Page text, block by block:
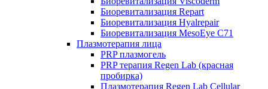
Биоревитализация Repart
Биоревитализация Hyalrepair
Биоревитализация MesoEye C71
Плазмотерапия лица
PRP плазмогель
PRP терапия Regen Lab (красная
пробирка)
Плазмотерапия Regen Lab Cellular